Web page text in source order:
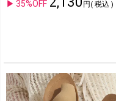
35%OFF
税込